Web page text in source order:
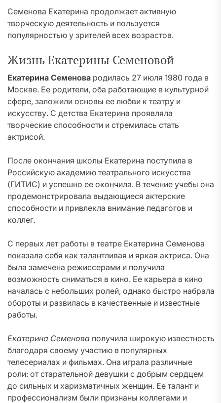
Семенова Екатерина продолжает активную
творческую деятельность и пользуется
популярностью у зрителей всех возрастов.
Жизнь Екатерины Семеновой
Екатерина Семенова родилась 27 июля 1980 года в
Москве. Ее родители, оба работающие в культурной
сфере, заложили основы ее любви к театру и
искусству. С детства Екатерина проявляла
творческие способности и стремилась стать
актрисой.
После окончания школы Екатерина поступила в
Российскую академию театрального искусства
(ГИТИС) и успешно ее окончила. В течение учебы она
продемонстрировала выдающиеся актерские
способности и привлекла внимание педагогов и
коллег.
С первых лет работы в театре Екатерина Семенова
показала себя как талантливая и яркая актриса. Она
была замечена режиссерами и получила
возможность сниматься в кино. Ее карьера в кино
началась с небольших ролей, однако быстро набрала
обороты и развилась в качественные и известные
работы.
Екатерина Семенова получила широкую известность
благодаря своему участию в популярных
телесериалах и фильмах. Она играла различные
роли: от старательной девушки с добрым сердцем
до сильных и харизматичных женщин. Ее талант и
профессионализм были признаны коллегами и